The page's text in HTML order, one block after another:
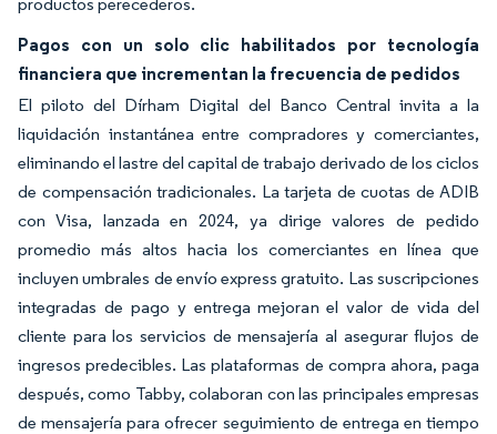
Pagos con un solo clic habilitados por tecnología
financiera que incrementan la frecuencia de pedidos
El piloto del Dírham Digital del Banco Central invita a la
liquidación instantánea entre compradores y comerciantes,
eliminando el lastre del capital de trabajo derivado de los ciclos
de compensación tradicionales. La tarjeta de cuotas de ADIB
con Visa, lanzada en 2024, ya dirige valores de pedido
promedio más altos hacia los comerciantes en línea que
incluyen umbrales de envío express gratuito. Las suscripciones
integradas de pago y entrega mejoran el valor de vida del
cliente para los servicios de mensajería al asegurar flujos de
ingresos predecibles. Las plataformas de compra ahora, paga
después, como Tabby, colaboran con las principales empresas
de mensajería para ofrecer seguimiento de entrega en tiempo